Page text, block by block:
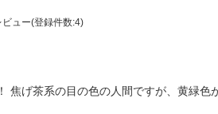
ュー(登録件数:4)
焦げ茶系の目の色の人間ですが、黄緑色